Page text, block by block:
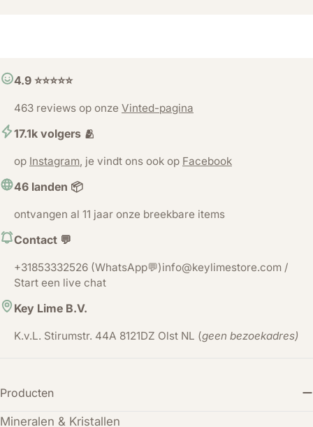
4.9 ⭐️⭐️⭐️⭐️⭐️
463 reviews op onze Vinted-pagina
17.1k volgers 🫂
op Instagram, je vindt ons ook op Facebook
46 landen 📦
ontvangen al 11 jaar onze breekbare items
Contact 💬
+31853332526 (WhatsApp💬)info@keylimestore.com /
Start een live chat
Key Lime B.V.
K.v.L. Stirumstr. 44A 8121DZ Olst NL (geen bezoekadres)
Producten
Mineralen & Kristallen